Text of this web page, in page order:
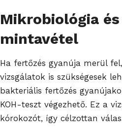
Mikrobiológia
mintavétel
Ha fertőzés gyanúja merül
vizsgálatok is szükségesek
bakteriális fertőzés
KOH-teszt végezhető. Ez a
kórokozót, így célzottan